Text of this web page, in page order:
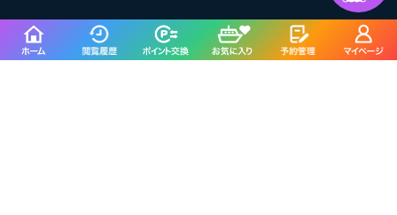
人気ポイントの潮見表・タイドグラフ